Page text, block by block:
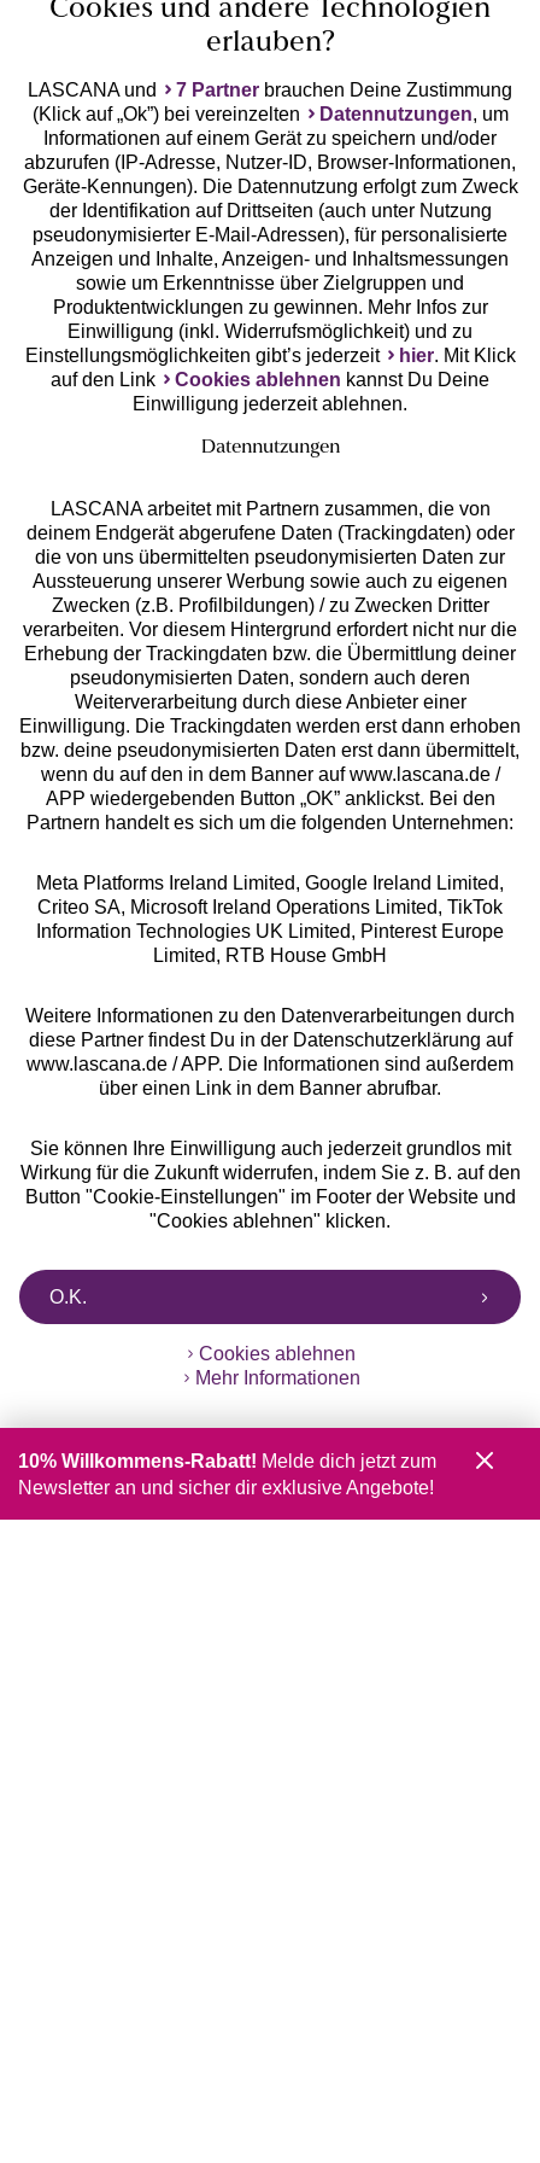
Geprüfte Sicherheit
Unsere Apps
Services
Beratung
Über uns
Rechtliches
Alle Preise inkl. MwSt., zzgl.
Versandkosten
** Bonität vorausgesetzt, berechtigt zur Bonitätsprüfung
Cookies und andere Technologien
erlauben?
LASCANA und 7 Partner brauchen Deine Zustimmung
(Klick auf „Ok”) bei vereinzelten
Datennutzungen, um
Informationen auf einem Gerät zu speichern und/oder
abzurufen (IP-Adresse, Nutzer-ID, Browser-Informationen,
Geräte-Kennungen). Die Datennutzung erfolgt zum Zweck
der Identifikation auf Drittseiten (auch unter Nutzung
pseudonymisierter E-Mail-Adressen), für personalisierte
Anzeigen und Inhalte, Anzeigen- und Inhaltsmessungen
sowie um Erkenntnisse über Zielgruppen und
Produktentwicklungen zu gewinnen. Mehr Infos zur
Einwilligung (inkl. Widerrufsmöglichkeit) und zu
Einstellungsmöglichkeiten gibt’s jederzeit
hier. Mit Klick
auf den Link
Cookies ablehnen kannst Du Deine
Einwilligung jederzeit ablehnen.
Datennutzungen
LASCANA arbeitet mit Partnern zusammen, die von
deinem Endgerät abgerufene Daten (Trackingdaten) oder
die von uns übermittelten pseudonymisierten Daten zur
Aussteuerung unserer Werbung sowie auch zu eigenen
Zwecken (z.B. Profilbildungen) / zu Zwecken Dritter
verarbeiten. Vor diesem Hintergrund erfordert nicht nur die
Erhebung der Trackingdaten bzw. die Übermittlung deiner
pseudonymisierten Daten, sondern auch deren
Weiterverarbeitung durch diese Anbieter einer
Einwilligung. Die Trackingdaten werden erst dann erhoben
bzw. deine pseudonymisierten Daten erst dann übermittelt,
wenn du auf den in dem Banner auf www.lascana.de /
APP wiedergebenden Button „OK” anklickst. Bei den
Partnern handelt es sich um die folgenden Unternehmen:
Meta Platforms Ireland Limited, Google Ireland Limited,
Criteo SA, Microsoft Ireland Operations Limited, TikTok
Information Technologies UK Limited, Pinterest Europe
Limited, RTB House GmbH
Weitere Informationen zu den Datenverarbeitungen durch
diese Partner findest Du in der Datenschutzerklärung auf
www.lascana.de / APP. Die Informationen sind außerdem
über einen Link in dem Banner abrufbar.
Sie können Ihre Einwilligung auch jederzeit grundlos mit
Wirkung für die Zukunft widerrufen, indem Sie z. B. auf den
Button "Cookie-Einstellungen" im Footer der Website und
"Cookies ablehnen" klicken.
O.K.
Cookies ablehnen
Mehr Informationen
10% Willkommens-Rabatt! Melde dich jetzt zum
Newsletter an und sicher dir exklusive Angebote!